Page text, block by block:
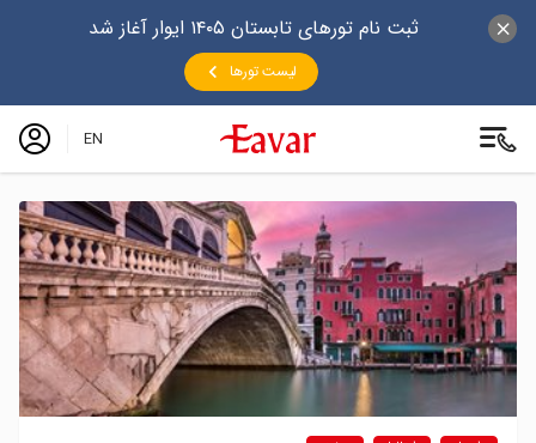
ثبت نام تورهای تابستان ۱۴۰۵ ایوار آغاز شد
لیست تورها
EN